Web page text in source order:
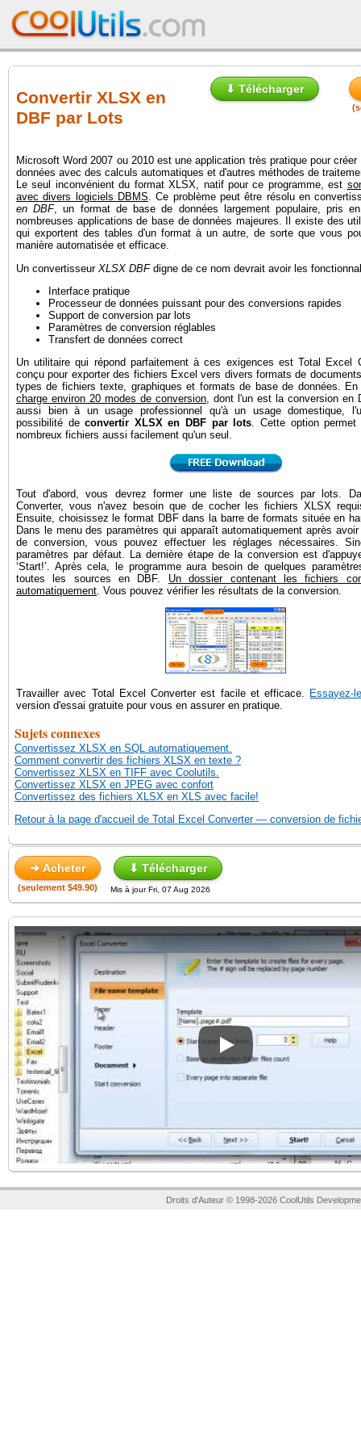
Convertir XLSX en
DBF par Lots
⬇ Télécharger
Microsoft Word 2007 ou 2010 est une application très pratique pour
données avec des calculs automatiques et d'autres méthodes de
Le seul inconvénient du format XLSX, natif pour ce programme, est
avec divers logiciels DBMS. Ce problème peut être résolu en
en DBF, un format de base de données largement populaire, pris
nombreuses applications de base de données majeures. Il existe des
qui exportent des tables d'un format à un autre, de sorte que vous
manière automatisée et efficace.
Un convertisseur XLSX DBFdigne de ce nom devrait avoir les
Interface pratique
Processeur de données puissant pour des conversions rapides
Support de conversion par lots
Paramètres de conversion réglables
Transfert de données correct
Un utilitaire qui répond parfaitement à ces exigences est Total Excel
conçu pour exporter des fichiers Excel vers divers formats de
types de fichiers texte, graphiques et formats de base de données.
charge environ 20 modes de conversion, dont l'un est la conversion en
aussi bien à un usage professionnel qu'à un usage domestique,
possibilité deconvertir XLSX en DBF par lots. Cette option
nombreux fichiers aussi facilement qu'un seul.
Tout d'abord, vous devrez former une liste de sources par lots.
Converter, vous n'avez besoin que de cocher les fichiers XLSX
Ensuite, choisissez le format DBF dans la barre de formats située en
Dans le menu des paramètres qui apparaît automatiquement après
de conversion, vous pouvez effectuer les réglages nécessaires.
paramètres par défaut. La dernière étape de la conversion est
‘Start!’. Après cela, le programme aura besoin de quelques
toutes les sources en DBF. Un dossier contenant les fichiers
automatiquement . Vous pouvez vérifier les résultats de la conversion.
Travailler avec Total Excel Converter est facile et efficace. Essayez-
version d'essai gratuite pour vous en assurer en pratique.
Sujets connexes
Convertissez XLSX en SQL automatiquement.
Comment convertir des fichiers XLSX en texte ?
Convertissez XLSX en TIFF avec Coolutils.
Convertissez XLSX en JPEG avec confort
Convertissez des fichiers XLSX en XLS avec facile!
Retour à la page d'accueil de Total Excel Converter — conversion de
➜ Acheter ⬇ Télécharger
(seulement $49.90) Mis à jour Fri, 07 Aug 2026
Play
Droits d'Auteur © 1998-2026 CoolUtils